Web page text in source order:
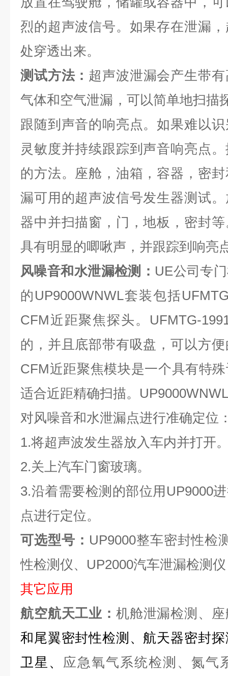
烈的超声波信号。如果存在泄漏
处穿透出来。
测试方法： 超声波泄漏会产生带
气体和空气泄漏，可以简单地扫描
跟随到声音的响亮点。如果难以
灵敏度并持续跟踪到声音响亮点
的方法。座舱，油箱，容器，密
漏可用的超声波信号发生器测试
器中并扫描窗，门，地板，密封
具有明显的唧啾声，并跟踪到响亮
风噪音和水泄漏检测： UE公司专
的UP9000WNWL套装包括
CFM近距聚焦探头。UFMTG-
的，并且底部带有吸盘，可以方
CFM近距聚焦模块是一个具有特
适合近距精确扫描。
对风噪音和水泄漏点进行准确定位
1.将超声波发生器放入车内并打开
2.关上汽车门窗玻璃。
3.沿着需要检测的部位用UP9000
点进行定位。
可选型号： UP9000整车密封性检
性检测仪、UP2000汽车泄漏检测仪
其它应用
航空航天工业： 机舱泄漏检测、
和尾翼密封性检测、航天器密封
卫星、 应急氧气系统检测、氮气